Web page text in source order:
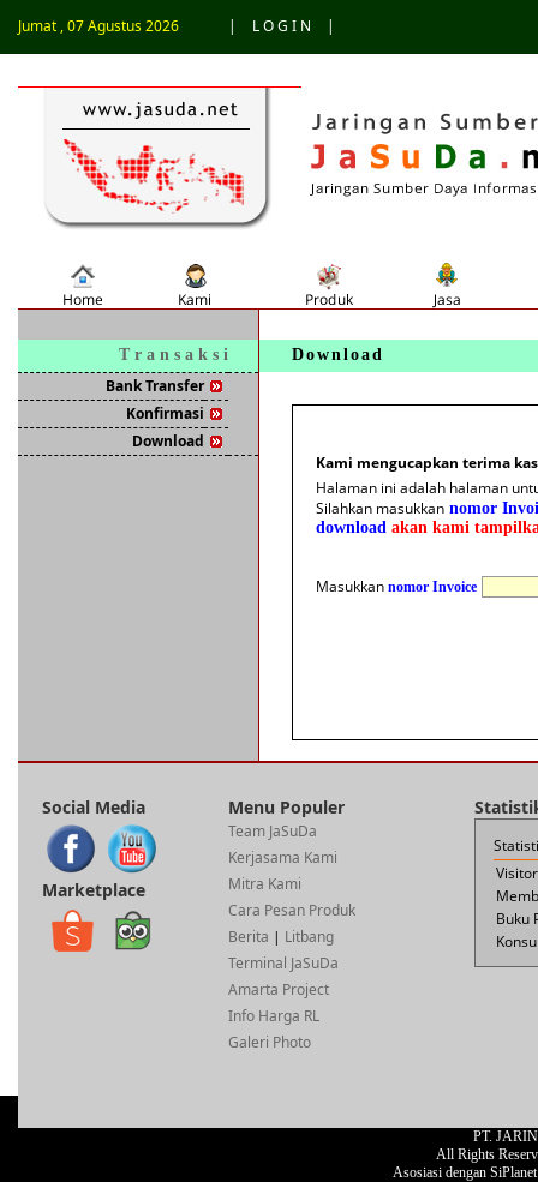
Jumat , 07 Agustus 2026 | L O G I N |
T r a n s a k s i
Bank Transfer
Konfirmasi
Download
Download
Kami mengucapkan terima
Halaman ini adalah halaman
Silahkan masukkan nomor
download akan kami
Masukkan nomor Invoice
Social Media
Marketplace
Menu Populer
Team JaSuDa
Kerjasama Kami
Mitra Kami
Cara Pesan Produk
Berita | Litbang
Terminal JaSuDa
Amarta Project
Info Harga RL
Galeri Photo
Buku
PT.
All Rights
Asosiasi dengan